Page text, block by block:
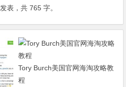
发表，共 765 字。
Tory Burch美国官网海淘攻略教
程